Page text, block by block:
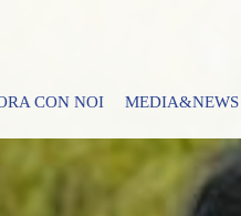
CON NOI MEDIA&NEWS